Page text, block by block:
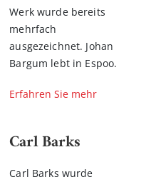
Werk wurde bereits
mehrfach
ausgezeichnet. Johan
Bargum lebt in Espoo.
Erfahren Sie mehr
Carl Barks
Carl Barks wurde